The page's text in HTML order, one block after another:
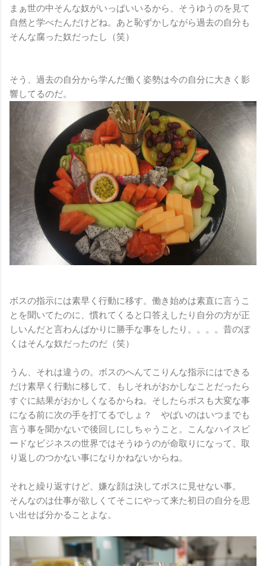
まぁ世の中そんな奴がいっぱいいるから、そうゆうのを見て
自然と学べたんだけどね。あと恥ずかしながら過去の自分も
そんな腐った奴だったし（笑）
そう、過去の自分から学んだ働く姿勢は今の自分に大きく影
響してるのだ。
ボスの指示には素早く行動に移す。働き始めは素直に言うこ
とを聞いてたのに、慣れてくると口答えしたり自分の方が正
しいんだと言わんばかりに勝手な事をしたり。。。。昔のぼ
くはそんな奴だったのだ（笑）
うん、それは違うの。ボスのへんてこりんな指示にはできる
だけ素早く行動に移して、もしそれがおかしなことだったら
すぐに結果がおかしくなるからね。そしたらボスも大変な事
になる前に次の手を打てるでしょ？ やばいのはいつまでも
言う事を聞かないで後回しにしちゃうこと。こんなハイスピ
ードなビジネスの世界ではそうゆうのが命取りになって、取
り返しのつかない事になりかねないからね。
それと繰り返すけど、嫌な顔は決してボスに見せない事。
そんなのは仕事が欲しくてそこにやって来た初日の自分を思
い出せば分かることよな。